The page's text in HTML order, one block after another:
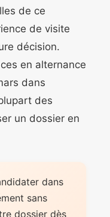
de ce
de visite
décision.
en alternance
dans
des
un dossier en
dans
sans
dossier dès